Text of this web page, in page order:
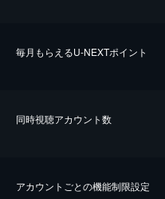
毎⽉もらえるU-NEXTポイント
同時視聴アカウント数
アカウントごとの機能制限設定